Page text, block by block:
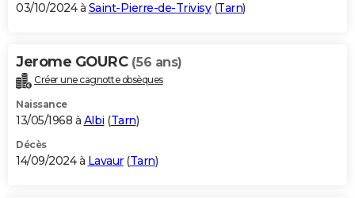
03/10/2024 à Saint-Pierre-de-Trivisy(Tarn)
Jerome GOURC (56 ans)
Créer une cagnotte obsèques
Naissance
13/05/1968 à Albi (Tarn)
Décès
14/09/2024 à Lavaur(Tarn)